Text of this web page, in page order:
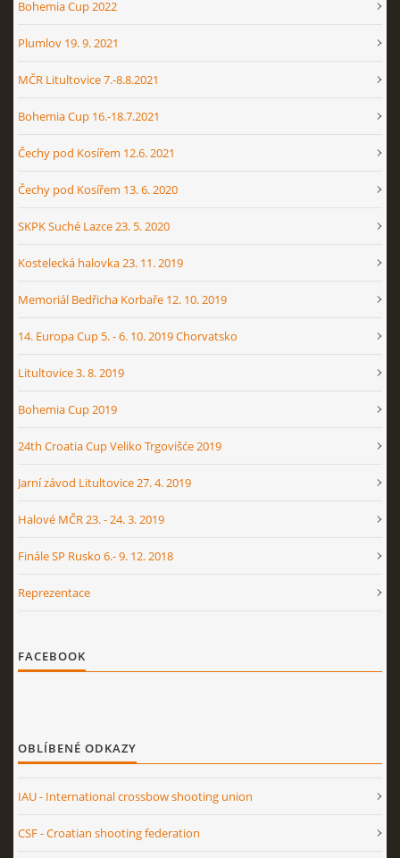
Bohemia Cup 2022
Plumlov 19. 9. 2021
MČR Litultovice 7.-8.8.2021
Bohemia Cup 16.-18.7.2021
Čechy pod Kosířem 12.6. 2021
Čechy pod Kosířem 13. 6. 2020
SKPK Suché Lazce 23. 5. 2020
Kostelecká halovka 23. 11. 2019
Memoriál Bedřicha Korbaře 12. 10. 2019
14. Europa Cup 5. - 6. 10. 2019 Chorvatsko
Litultovice 3. 8. 2019
Bohemia Cup 2019
24th Croatia Cup Veliko Trgovišće 2019
Jarní závod Litultovice 27. 4. 2019
Halové MČR 23. - 24. 3. 2019
Finále SP Rusko 6.- 9. 12. 2018
Reprezentace
FACEBOOK
OBLÍBENÉ ODKAZY
IAU - International crossbow shooting union
CSF - Croatian shooting federation